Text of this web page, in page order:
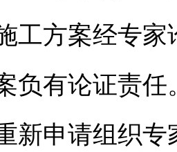
工方案经专
负有论证责
新申请组织专